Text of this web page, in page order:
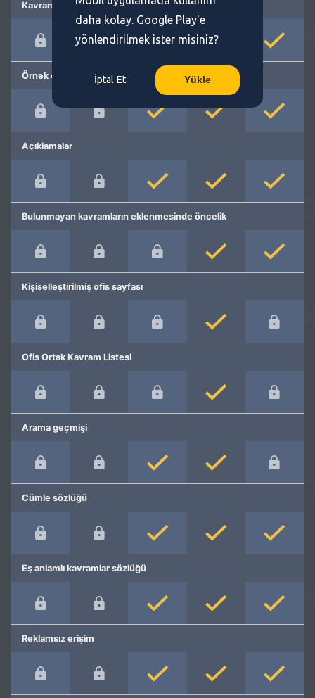
Kavram önerme
Örnek cümleler
Açıklamalar
Bulunmayan kavramların eklenmesinde öncelik
Kişiselleştirilmiş ofis sayfası
Ofis Ortak Kavram Listesi
Arama geçmişi
Cümle sözlüğü
Eş anlamlı kavramlar sözlüğü
Reklamsız erişim
daha kolay. Google Play'e
yönlendirilmek ister misiniz?
İptal Et Yükle